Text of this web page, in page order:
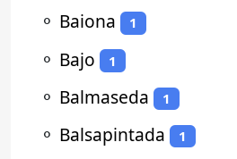
⚬ Baiona 1
⚬ Bajo 1
⚬ Balmaseda 1
⚬ Balsapintada 1